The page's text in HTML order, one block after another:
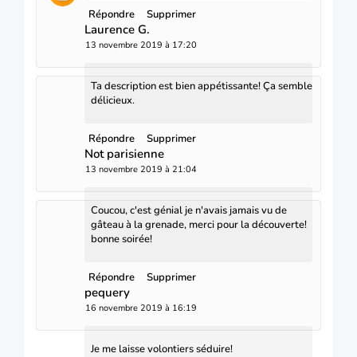
Répondre Supprimer
Laurence G.
13 novembre 2019 à 17:20
Ta description est bien appétissante! Ça semble
délicieux.
Répondre Supprimer
Not parisienne
13 novembre 2019 à 21:04
Coucou, c'est génial je n'avais jamais vu de
gâteau à la grenade, merci pour la découverte!
bonne soirée!
Répondre Supprimer
pequery
16 novembre 2019 à 16:19
Je me laisse volontiers séduire!